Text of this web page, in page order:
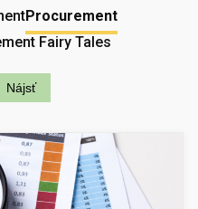
Procurement
Fairy Tales
Nájsť